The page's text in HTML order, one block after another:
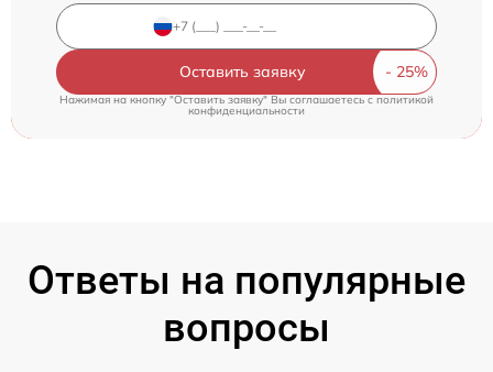
Оставить заявку
Нажимая на кнопку "Оставить заявку" Вы соглашаетесь cполитикой
конфиденциальности
Ответы на популярные
вопросы